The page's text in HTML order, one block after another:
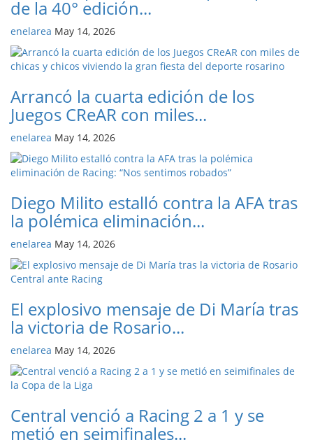
de la 40° edición...
enelarea May 14, 2026
Arrancó la cuarta edición de los
Juegos CReAR con miles...
enelarea May 14, 2026
Diego Milito estalló contra la AFA tras
la polémica eliminación...
enelarea May 14, 2026
El explosivo mensaje de Di María tras
la victoria de Rosario...
enelarea May 14, 2026
Central venció a Racing 2 a 1 y se
metió en seimifinales...